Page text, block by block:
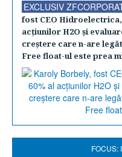
EXCLUSIV
fost CEO
acţiunilor H2O şi
creştere care n-are
Free float-ul este prea
FOCUS: